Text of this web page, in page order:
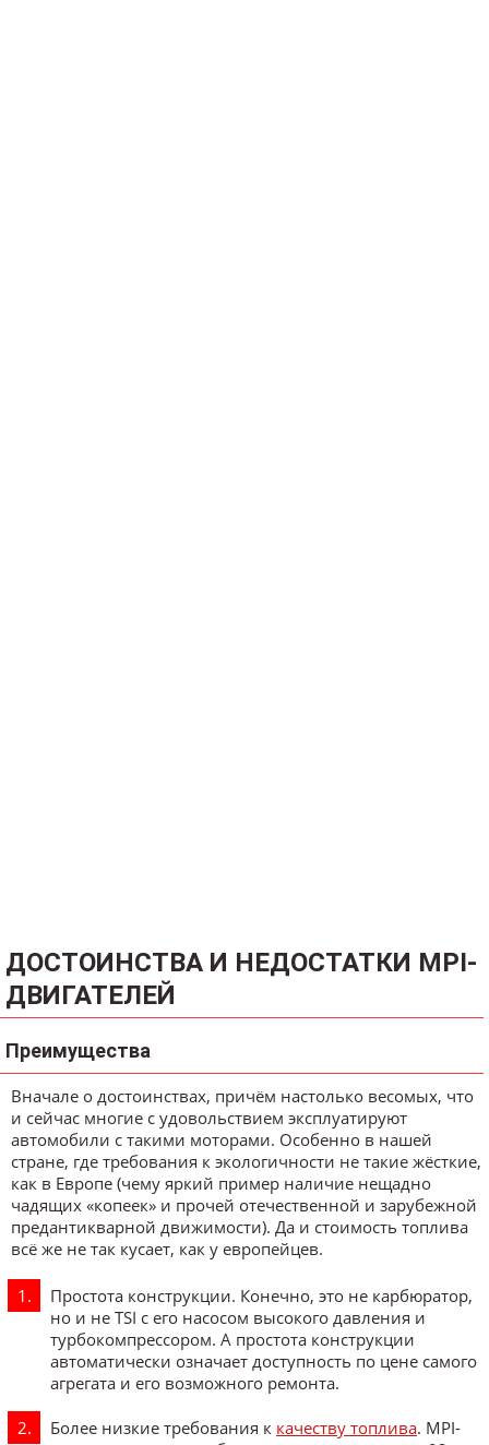
ДОСТОИНСТВА И НЕДОСТАТКИ MPI-
ДВИГАТЕЛЕЙ
Преимущества
Вначале о достоинствах, причём настолько весомых, что
и сейчас многие с удовольствием эксплуатируют
автомобили с такими моторами. Особенно в нашей
стране, где требования к экологичности не такие жёсткие,
как в Европе (чему яркий пример наличие нещадно
чадящих «копеек» и прочей отечественной и зарубежной
предантикварной движимости). Да и стоимость топлива
всё же не так кусает, как у европейцев.
Простота конструкции. Конечно, это не карбюратор,
но и не TSI с его насосом высокого давления и
турбокомпрессором. А простота конструкции
автоматически означает доступность по цене самого
агрегата и его возможного ремонта.
Более низкие требования к качеству топлива. MPI-